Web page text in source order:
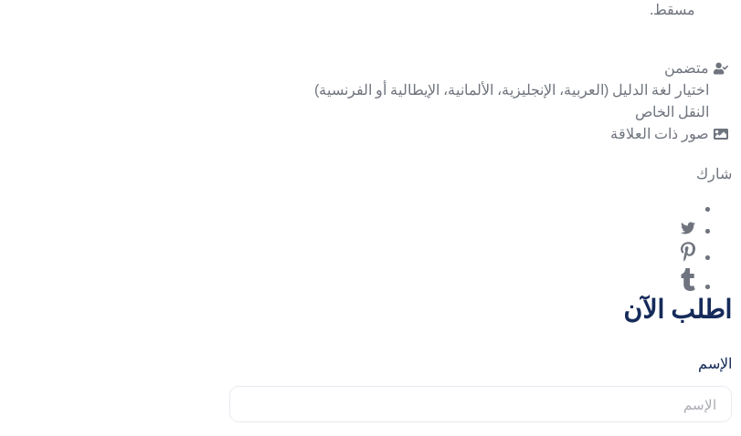
مسقط.
متضمن
اختيار لغة الدليل (العربية، الإنجليزية، الألمانية، الإيطالية أو الفرنسية)
النقل الخاص
صور ذات العلاقة
شارك
اطلب الآن
الإسم